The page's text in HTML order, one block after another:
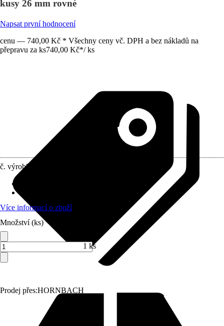
kusy 26 mm rovné
Napsat první hodnocení
cenu — 740,00 Kč * Všechny ceny vč. DPH a bez nákladů na
přepravu za ks740,00 Kč*/ ks
Prodej přes:HORNBACH
č. výrobku
Více informací o zboží
Množství (ks)
1 ks